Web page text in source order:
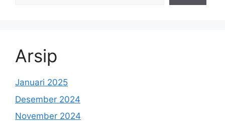
Arsip
Januari 2025
Desember 2024
November 2024